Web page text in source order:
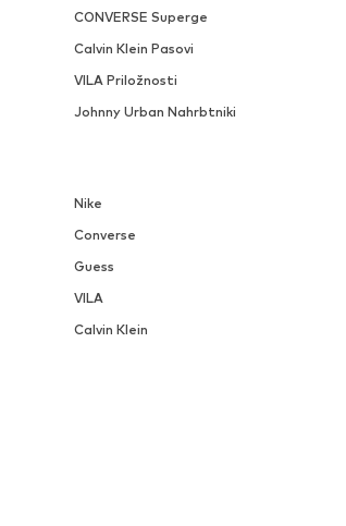
CONVERSE Superge
Calvin Klein Pasovi
VILA Priložnosti
Johnny Urban Nahrbtniki
Nike
Converse
Guess
VILA
Calvin Klein